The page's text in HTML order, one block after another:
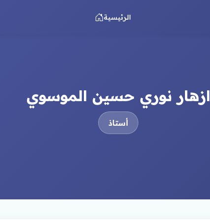
الرئيسية
ازهار نوري حسين الموسوي
أستاذ